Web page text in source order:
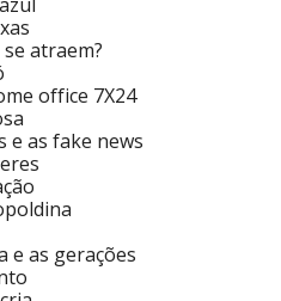
atraem?
office 7X24
e as fake news
e as gerações